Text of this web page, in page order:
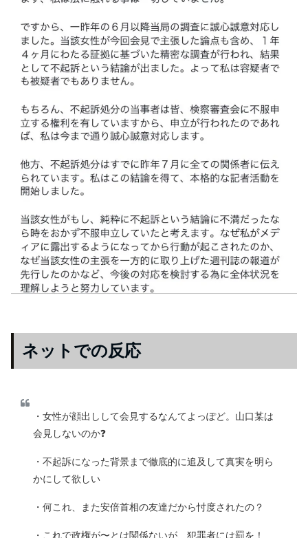
ネットでの反応
・女性が顔出しして会見するなんてよっぽど。山口某は
会見しないのか❓
・不起訴になった背景まで徹底的に追及して真実を明ら
かにして欲しい
・何これ、また安倍首相の友達だから忖度されたの？
・これで政権が〜とは関係ないが、犯罪者には罰を！